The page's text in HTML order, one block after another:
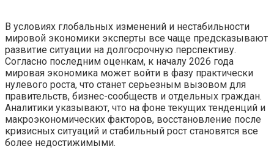
В условиях глобальных изменений и нестабильности
мировой экономики эксперты все чаще предсказывают
развитие ситуации на долгосрочную перспективу.
Согласно последним оценкам, к началу 2026 года
мировая экономика может войти в фазу практически
нулевого роста, что станет серьезным вызовом для
правительств, бизнес-сообществ и отдельных граждан.
Аналитики указывают, что на фоне текущих тенденций и
макроэкономических факторов, восстановление после
кризисных ситуаций и стабильный рост становятся все
более недостижимыми.